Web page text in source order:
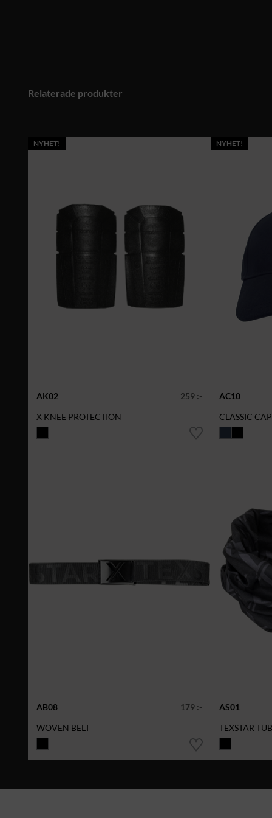
Relaterade produkter
NYHET!
AK02
259 :-
X KNEE PROTECTION
NYHET!
AC10
CLASSIC CAP
AB08
179 :-
WOVEN BELT
AS01
TEXSTAR